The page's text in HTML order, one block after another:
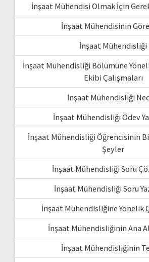
İnşaat Mühendisi Olmak İçin
İnşaat Mühendisinin
İnşaat Mühendisliği
İnşaat Mühendisliği Bölümüne
Ekibi Çalışmaları
İnşaat Mühendisliği
İnşaat Mühendisliği Ödev
İnşaat Mühendisliği Öğrencisinin
Şeyler
İnşaat Mühendisliği Soru
İnşaat Mühendisliği Soru
İnşaat Mühendisliğine Yönelik
İnşaat Mühendisliğinin Ana
İnşaat Mühendisliğinin